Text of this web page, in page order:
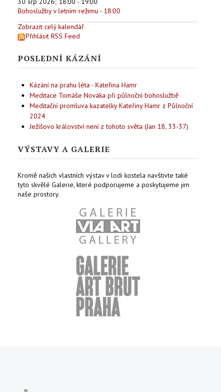
Bohoslužby v letním režimu - 18:00
Zobrazit celý kalendář
Přihlásit RSS Feed
POSLEDNÍ KÁZÁNÍ
Kázání na prahu léta - Kateřina Hamr
Meditace Tomáše Nováka při půlnoční bohoslužbě
Meditační promluva kazatelky Kateřiny Hamr z Půlnoční
2024
Ježíšovo království není z tohoto světa (Jan 18, 33-37)
VÝSTAVY A GALERIE
Kromě našich vlastních výstav v lodi kostela navštivte také
tyto skvělé Galerie, které podporujeme a poskytujeme jim
naše prostory.